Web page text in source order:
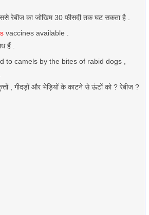
रेबीज का जोखिम 30 फीसदी तक घट सकता है .
vaccines available .
हैं .
to camels by the bites of rabid dogs ,
, गीदड़ों और भेड़ियों के काटने से ऊंटों को ? रेबीज ?